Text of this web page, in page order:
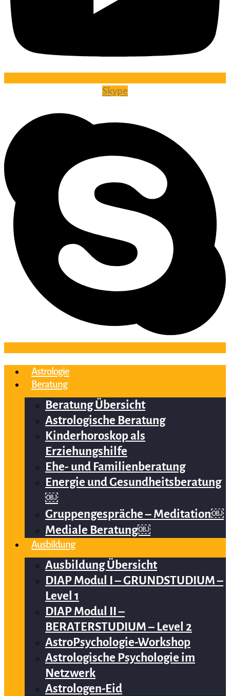
Skype
Astrologie
Beratung
Beratung Übersicht
Astrologische Beratung
Kinderhoroskop als
Erziehungshilfe
Ehe- und Familienberatung
Energie und Gesundheitsberatung
￼
Gruppengespräche – Meditation￼
Mediale Beratung￼
Ausbildung
Ausbildung Übersicht
DIAP Modul I – GRUNDSTUDIUM –
Level 1
DIAP Modul II –
BERATERSTUDIUM – Level 2
AstroPsychologie-Workshop
Astrologische Psychologie im
Netzwerk
Astrologen-Eid